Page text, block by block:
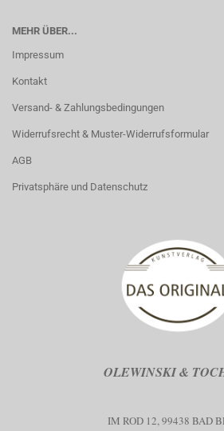
MEHR ÜBER...
Impressum
Kontakt
Versand- & Zahlungsbedingungen
Widerrufsrecht & Muster-Widerrufsformular
AGB
Privatsphäre und Datenschutz
OLEWINSKI &
IM ROD 12, 99438 BAD